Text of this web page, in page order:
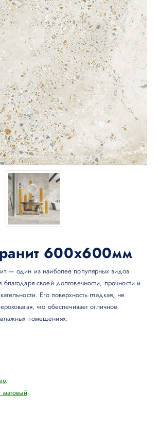
600х600мм
— один из наиболее популярных видов
благодаря своей долговечности, прочности и
Его поверхность гладкая, не
что обеспечивает отличное
помещениях.
матовый